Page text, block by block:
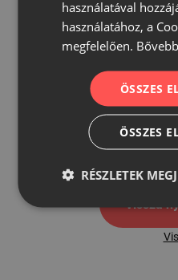
használatával
használatához, a
megfelelően.
ÖSSZES
ÖSSZES
RÉSZLETEK